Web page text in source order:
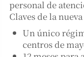
personal de
Claves de la
Un único
centros de